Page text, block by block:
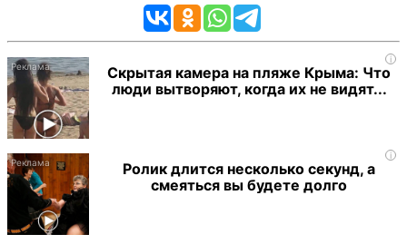
i
Скрытая камера на пляже Крыма: Что
люди вытворяют, когда их не видят...
i
Ролик длится несколько секунд, а
смеяться вы будете долго